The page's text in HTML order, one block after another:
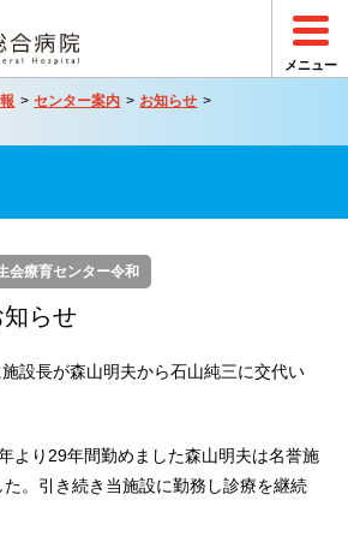
センター案内
お知らせ
会療育センター令和
らせ
施設長が森山明夫から石山純三に交代い
より 29年間勤めました森山明夫は名誉施
。引き続き当施設に勤務し診療を継続